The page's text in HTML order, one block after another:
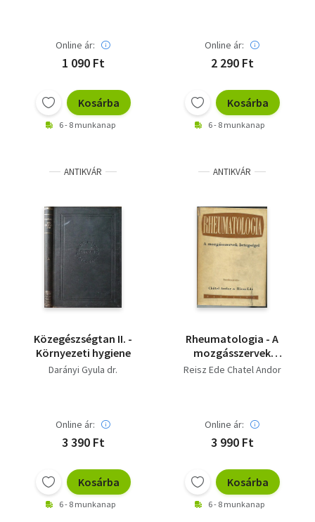
Online ár:
1 090 Ft
Kosárba
6 - 8 munkanap
Online ár:
2 290 Ft
Kosárba
6 - 8 munkanap
ANTIKVÁR
Közegészségtan II. -
Környezeti hygiene
Darányi Gyula dr.
Online ár:
3 390 Ft
Kosárba
6 - 8 munkanap
ANTIKVÁR
Rheumatologia - A
mozgásszervek
betegségei
Reisz Ede Chatel Andor
Online ár:
3 990 Ft
Kosárba
6 - 8 munkanap